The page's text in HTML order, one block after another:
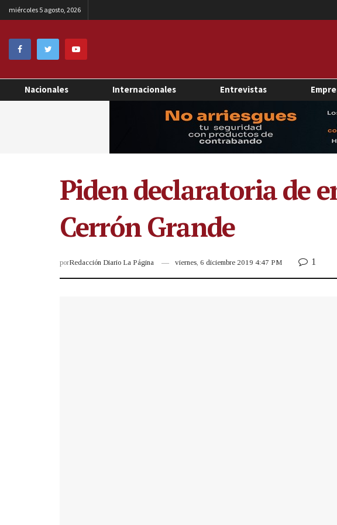
miércoles 5 agosto, 2026
Nacionales Internacionales Entrevistas
Piden declaratoria de
Cerrón Grande
porRedacción Diario La Página viernes, 6 diciembre 2019 4:47 PM 1